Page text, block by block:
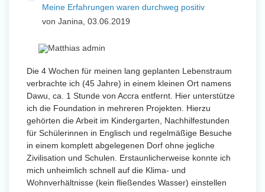
Meine Erfahrungen waren durchweg positiv
von Janina, 03.06.2019
Die 4 Wochen für meinen lang geplanten Lebenstraum
verbrachte ich (45 Jahre) in einem kleinen Ort namens
Dawu, ca. 1 Stunde von Accra entfernt. Hier unterstütze
ich die Foundation in mehreren Projekten. Hierzu
gehörten die Arbeit im Kindergarten, Nachhilfestunden
für Schülerinnen in Englisch und regelmäßige Besuche
in einem komplett abgelegenen Dorf ohne jegliche
Zivilisation und Schulen. Erstaunlicherweise konnte ich
mich unheimlich schnell auf die Klima- und
Wohnverhältnisse (kein fließendes Wasser) einstellen